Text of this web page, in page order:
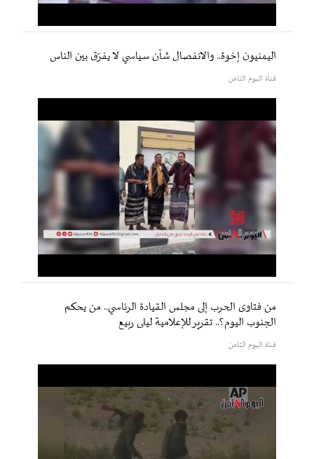
اليمنيون إخوة.. والانفصال شأن سياسي لا يفرّق بين الناس
قناة اليوم الثامن
من فتاوى الحرب إلى مجلس القيادة الرئاسي.. من يحكم
الجنوب اليوم؟.. تقرير للإعلامية ليلى ربيع
قناة اليوم الثامن